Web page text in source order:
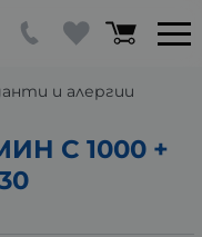
и алергии
C 1000 +